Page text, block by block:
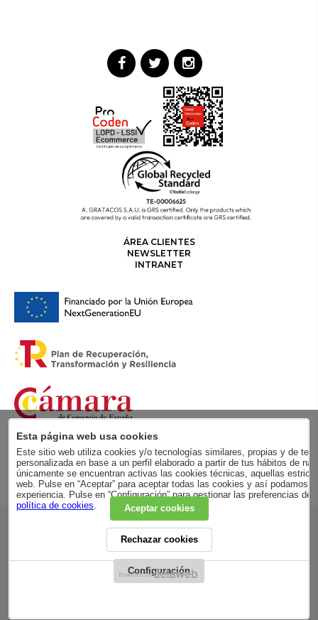
ÁREA CLIENTES
NEWSLETTER
INTRANET
RSC
AVISO LEGAL
ADVERTENCIA LEGAL
CONDICIONES GENERALES
Esta página web usa cookies
Este sitio web utiliza cookies y/o tecnologías similares, propias y de
personalizada en base a un perfil elaborado a partir de tus hábitos de
únicamente se encuentran activas las cookies técnicas, aquellas
web. Pulse en “Aceptar” para aceptar todas las cookies y así podamos
experiencia. Pulse en “Configuración” para gestionar las preferencias
política de cookies. Aceptar cookies
Rechazar cookies
Configuración